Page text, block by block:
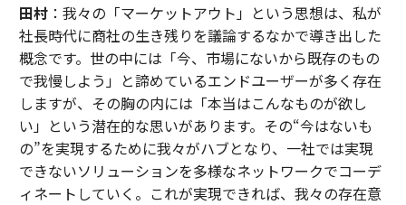
田村：我々の「マーケットアウト」という思想は、私が
社長時代に商社の生き残りを議論するなかで導き出した
概念です。世の中には「今、市場にないから既存のもの
で我慢しよう」と諦めているエンドユーザーが多く存在
しますが、その胸の内には「本当はこんなものが欲し
い」という潜在的な思いがあります。その“今はないも
の”を実現するために我々がハブとなり、一社では実現
できないソリューションを多様なネットワークでコーデ
ィネートしていく。これが実現できれば、我々の存在意